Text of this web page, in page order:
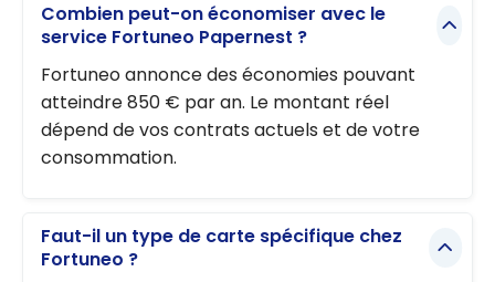
Combien peut-on économiser avec le
service Fortuneo Papernest ?
Fortuneo annonce des économies pouvant
atteindre 850 € par an. Le montant réel
dépend de vos contrats actuels et de votre
consommation.
Faut-il un type de carte spécifique chez
Fortuneo ?